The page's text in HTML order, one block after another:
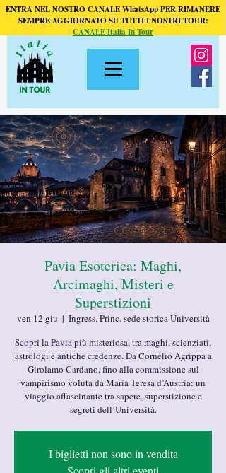
ENTRA NEL NOSTRO CANALE WhatsApp PER RIMANERE
SEMPRE AGGIORNATO SU TUTTI I NOSTRI TOUR:
CANALE Italia In Tour
Pavia Esoterica: Maghi,
Arcimaghi, Misteri e
Superstizioni
ven 12 giu
  |
Ingress. Princ. sede storica Università
Scopri la Pavia più misteriosa, tra maghi, scienziati,
astrologi e antiche credenze. Da Cornelio Agrippa a
Girolamo Cardano, fino alla commissione sul
vampirismo voluta da Maria Teresa d’Austria: un
viaggio affascinante tra sapere, superstizione e
segreti dell’Università.
I biglietti non sono in vendita